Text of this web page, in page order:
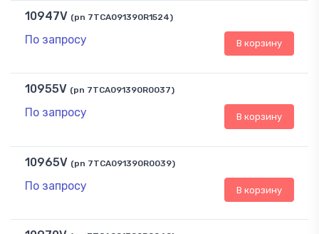
10947V (pn 7TCA091390R1524)
По запросу В корзину
10955V (pn 7TCA091390R0037)
По запросу В корзину
10965V (pn 7TCA091390R0039)
По запросу В корзину